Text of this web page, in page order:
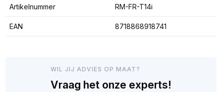
Artikelnummer RM-FR-T14i
EAN 8718868918741
WIL JIJ ADVIES OP MAAT?
Vraag het onze experts!